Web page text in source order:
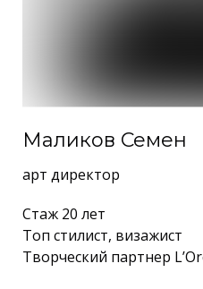
Маликов Семен
арт директор
Стаж 20 лет
Топ стилист, визажист
Творческий партнер